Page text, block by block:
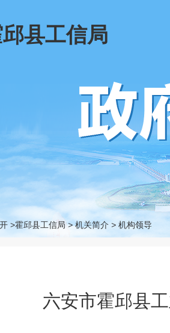
县工信局
>霍邱县工信局> 机关简介 > 机构领导
六安市霍邱县